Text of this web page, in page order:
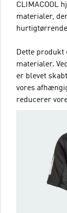
CLIMACOOL
materialer,
Dette produkt
materialer.
er blevet
vores
reducerer